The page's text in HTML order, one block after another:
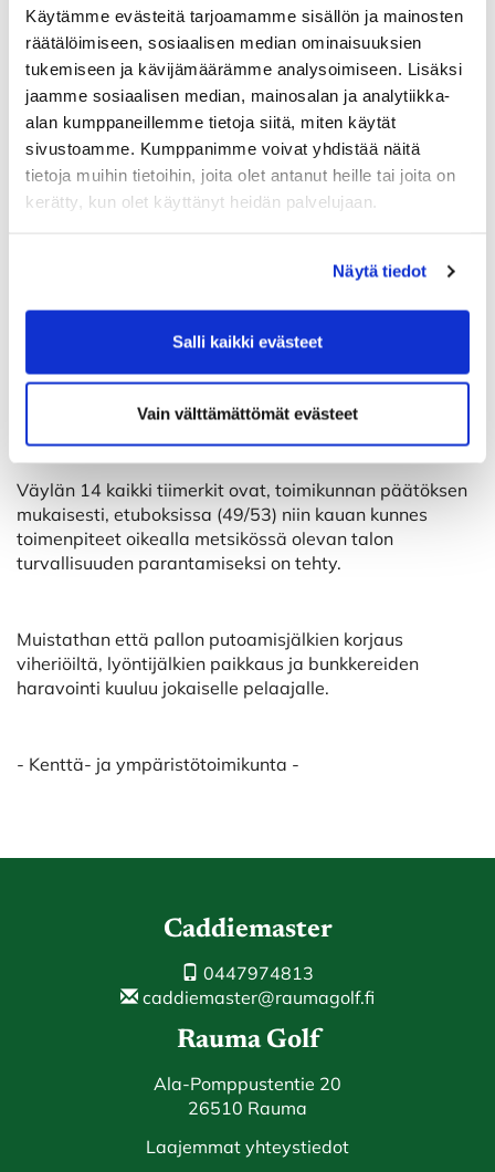
Käytämme evästeitä tarjoamamme sisällön ja mainosten
räätälöimiseen, sosiaalisen median ominaisuuksien
tukemiseen ja kävijämäärämme analysoimiseen. Lisäksi
jaamme sosiaalisen median, mainosalan ja analytiikka-
alan kumppaneillemme tietoja siitä, miten käytät
sivustoamme. Kumppanimme voivat yhdistää näitä
tietoja muihin tietoihin, joita olet antanut heille tai joita on
kerätty, kun olet käyttänyt heidän palvelujaan.
Näytä tiedot
Salli kaikki evästeet
Vain välttämättömät evästeet
Tuttuun tapaan lähdöt ma, ke, pe tiiltä 10.
Siirtosääntö on voimassa yleisellä pelialueella.
Kilpailu-, sääntö-, ja tasoitustoimikunta on tehnyt
löytyvät kotisivuilta ja ilmoitustauluilta (kunhan tulevat
antamista varten soittokello (jos toimitusvaikeuksien
takia se saapuu ajoissa paikalle).
Väylän 14 kaikki tiimerkit ovat, toimikunnan päätöksen
mukaisesti, etuboksissa (49/53) niin kauan kunnes
toimenpiteet oikealla metsikössä olevan talon
turvallisuuden parantamiseksi on tehty.
Muistathan että pallon putoamisjälkien korjaus
viheriöiltä, lyöntijälkien paikkaus ja bunkkereiden
haravointi kuuluu jokaiselle pelaajalle.
- Kenttä- ja ympäristötoimikunta -
Caddiemaster
0447974813
caddiemaster@raumagolf.fi
Rauma Golf
Ala-Pomppustentie 20
26510 Rauma
Laajemmat yhteystiedot